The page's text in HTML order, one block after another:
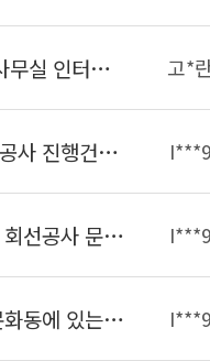
청주 서원구 분평동 사무실 인터넷키폰이 불편해서 일반키폰으로 바꿀려고하는데 비용이 얼마나 들까요?? 9대설치예정 고*
안녕하세요 사무실랜공사 진행건으로 문의드립니다. 23개의 책상이 들어가는 사무실입니다 자리가 23개면 견적이 얼마나 나올까요??? 사무실은 현재 공실상태입니다. 견적요청드립니다. 감사합니다
대전지역 사무실키폰 회선공사 문의드립니다. 키폰주장치 및 키폰 일반전화는 보유중이면 개설할 라인은 키폰2라인 일반50라인입니다 연락주세요
안녕하세요 대전시 문화동에 있는 사무실입니다. 크기는 약 20여평되고 PC가 6대 인터넷전화기 6대가 있습니다. 이사한 후에 현재 이전의 선을 연결해서 사용하고 있는데 선작업이 필요하여 문의드립니다.